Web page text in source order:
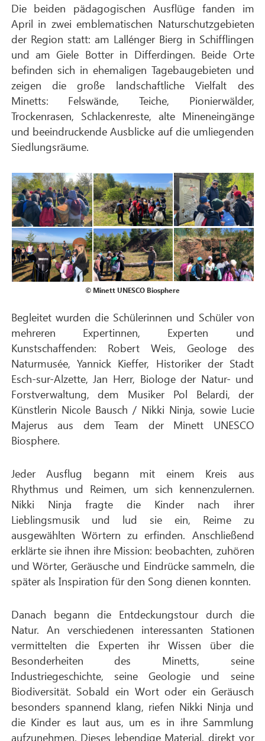
Die beiden pädagogischen Ausflüge fanden im
April in zwei emblematischen Naturschutzgebieten
der Region statt: am Lallénger Bierg in Schifflingen
und am Giele Botter in Differdingen. Beide Orte
befinden sich in ehemaligen Tagebaugebieten und
zeigen die große landschaftliche Vielfalt des
Minetts: Felswände, Teiche, Pionierwälder,
Trockenrasen, Schlackenreste, alte Mineneingänge
und beeindruckende Ausblicke auf die umliegenden
Siedlungsräume.
© Minett UNESCO Biosphere
Begleitet wurden die Schülerinnen und Schüler von
mehreren Expertinnen, Experten und
Kunstschaffenden: Robert Weis, Geologe des
Naturmusée, Yannick Kieffer, Historiker der Stadt
Esch-sur-Alzette, Jan Herr, Biologe der Natur- und
Forstverwaltung, dem Musiker Pol Belardi, der
Künstlerin Nicole Bausch / Nikki Ninja, sowie Lucie
Majerus aus dem Team der Minett UNESCO
Biosphere.
Jeder Ausflug begann mit einem Kreis aus
Rhythmus und Reimen, um sich kennenzulernen.
Nikki Ninja fragte die Kinder nach ihrer
Lieblingsmusik und lud sie ein, Reime zu
ausgewählten Wörtern zu erfinden. Anschließend
erklärte sie ihnen ihre Mission: beobachten, zuhören
und Wörter, Geräusche und Eindrücke sammeln, die
später als Inspiration für den Song dienen konnten.
Danach begann die Entdeckungstour durch die
Natur. An verschiedenen interessanten Stationen
vermittelten die Experten ihr Wissen über die
Besonderheiten des Minetts, seine
Industriegeschichte, seine Geologie und seine
Biodiversität. Sobald ein Wort oder ein Geräusch
besonders spannend klang, riefen Nikki Ninja und
die Kinder es laut aus, um es in ihre Sammlung
aufzunehmen. Dieses lebendige Material, direkt vor